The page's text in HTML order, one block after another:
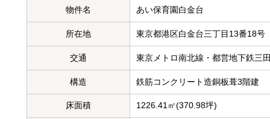
物件名 あい保育園白金台
所在地 東京都港区白金台三丁目13番18号
交通 東京メトロ南北線・都営地下鉄三
構造 鉄筋コンクリート造銅板葺3階建
床面積 1226.41㎡(370.98坪)